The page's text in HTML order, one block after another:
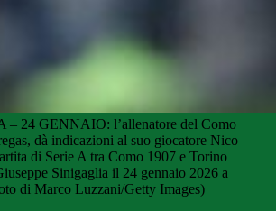
24 GENNAIO: l’allenatore del Como
dà indicazioni al suo giocatore Nico
di Serie A tra Como 1907 e Torino
Sinigaglia il 24 gennaio 2026 a
di Marco Luzzani/Getty Images)